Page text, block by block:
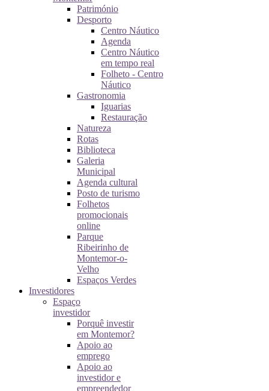
Património
Desporto
Centro Náutico
Agenda
Centro Náutico
em tempo real
Folheto - Centro
Náutico
Gastronomia
Iguarias
Restauração
Natureza
Rotas
Biblioteca
Galeria
Municipal
Agenda cultural
Posto de turismo
Folhetos
promocionais
online
Parque
Ribeirinho de
Montemor-o-
Velho
Espaços Verdes
Investidores
Espaço
investidor
Porquê investir
em Montemor?
Apoio ao
emprego
Apoio ao
investidor e
empreendedor